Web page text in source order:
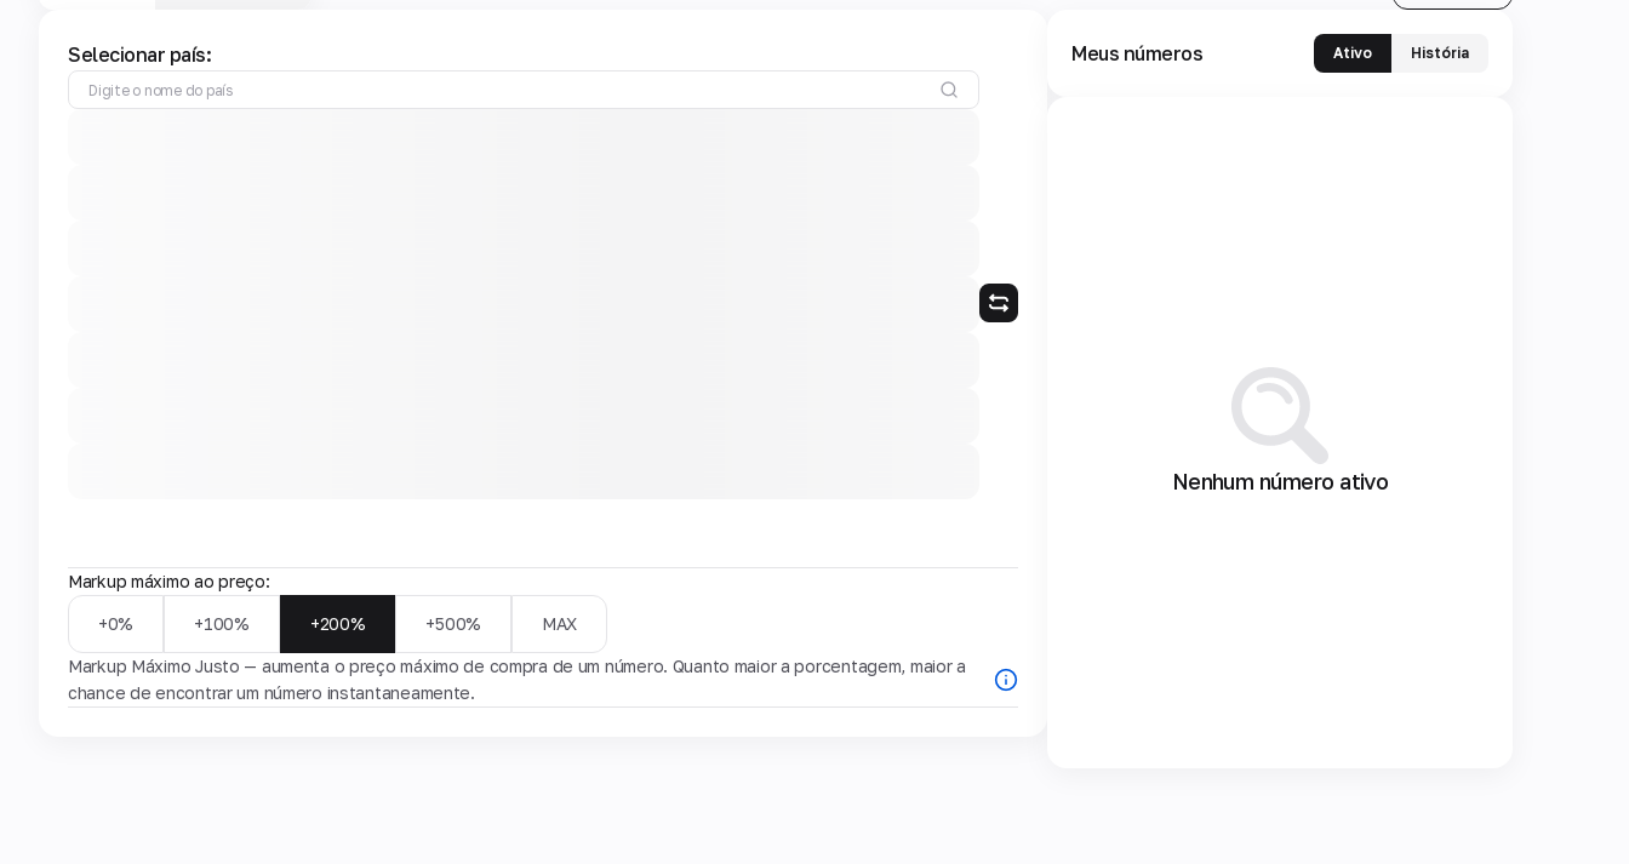
Selecionar país:
Markup máximo ao preço:
+0% +100% +200% +500% MAX
Markup Máximo Justo — aumenta o preço máximo de compra de um número. Quanto maior a porcentagem, maior a
chance de encontrar um número instantaneamente.
Meus números Ativo História
Nenhum número ativo